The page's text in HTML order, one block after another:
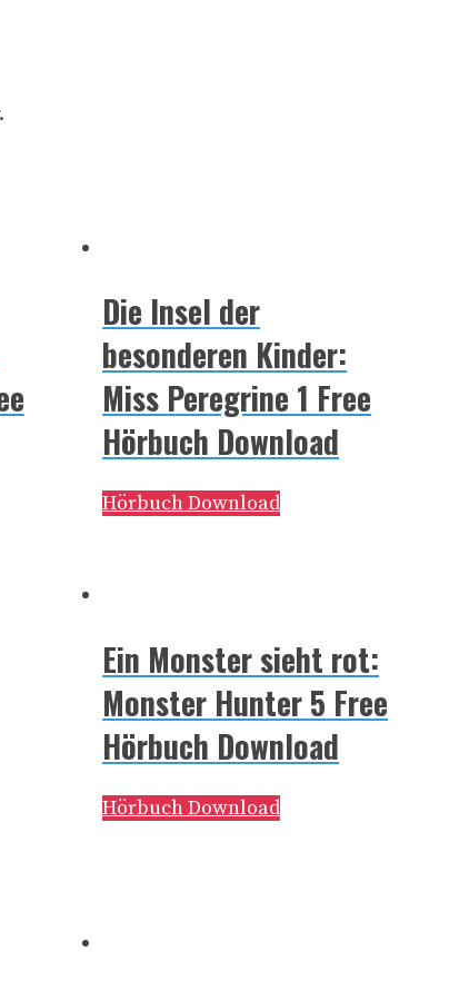
Die Insel der
besonderen Kinder:
Miss Peregrine 1 Free
Hörbuch Download
Hörbuch Download
Ein Monster sieht rot:
Monster Hunter 5 Free
Hörbuch Download
Hörbuch Download